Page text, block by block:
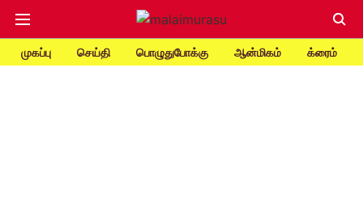
முகப்பு செய்தி பொழுதுபோக்கு ஆன்மிகம் க்ரைம்